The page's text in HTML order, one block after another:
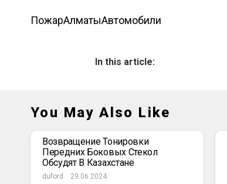
ПожарАлматыАвтомобили
In this article:
You May Also Like
Возвращение Тонировки
Передних Боковых Стекол
Обсудят В Казахстане
duford 29.06.2024